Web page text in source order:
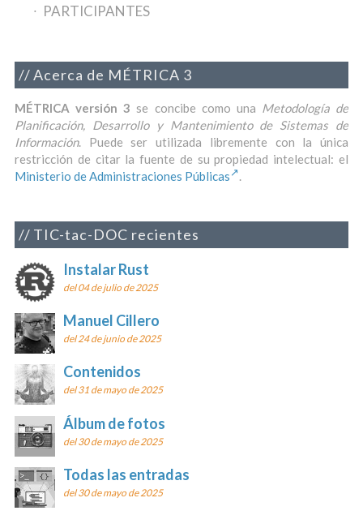
PARTICIPANTES
Acerca de MÉTRICA 3
MÉTRICA versión 3 se concibe como una Metodología de
Planificación, Desarrollo y Mantenimiento de Sistemas de
Información. Puede ser utilizada libremente con la única
restricción de citar la fuente de su propiedad intelectual: el
Ministerio de Administraciones Públicas
.
TIC-tac-DOC recientes
Instalar Rust
del 04 de julio de 2025
Manuel Cillero
del 24 de junio de 2025
Contenidos
del 31 de mayo de 2025
Álbum de fotos
del 30 de mayo de 2025
Todas las entradas
del 30 de mayo de 2025